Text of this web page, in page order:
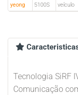
yeong
5100S
veículo
Tecnologia SiRF
Comunicação